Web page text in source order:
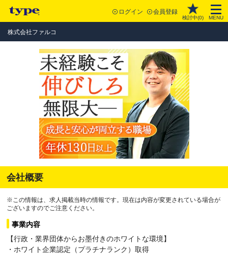
ログイン 会員登録
検討中(0) MENU
株式会社ファルコ
会社概要
※この情報は、求人掲載当時の情報です。現在は内容が変更されている場合が
ございますのでご注意ください。
事業内容
【行政・業界団体からお墨付きのホワイトな環境】
・ホワイト企業認定（プラチナランク）取得